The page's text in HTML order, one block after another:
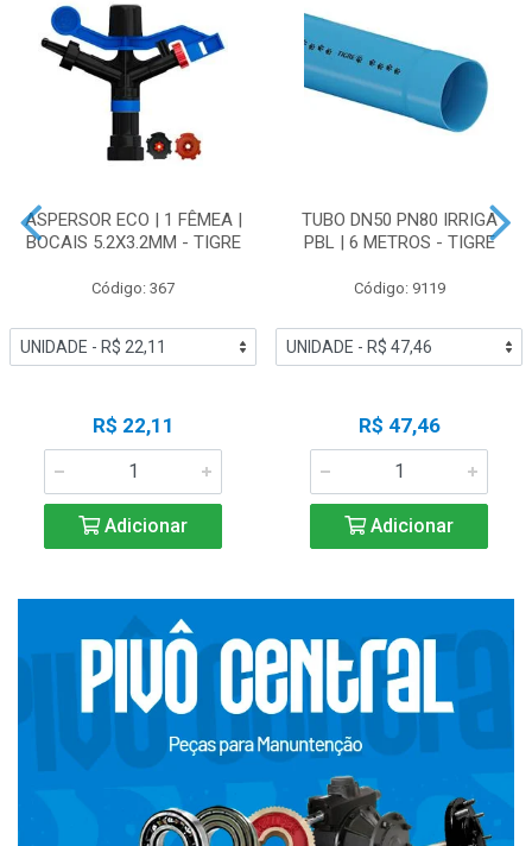
ASPERSOR ECO | 1 FÊMEA |
BOCAIS 5.2X3.2MM - TIGRE
Código: 367
R$ 22,11
Adicionar
TUBO DN50 PN80 IRRIGA
PBL | 6 METROS - TIGRE
Código: 9119
R$ 47,46
Adicionar